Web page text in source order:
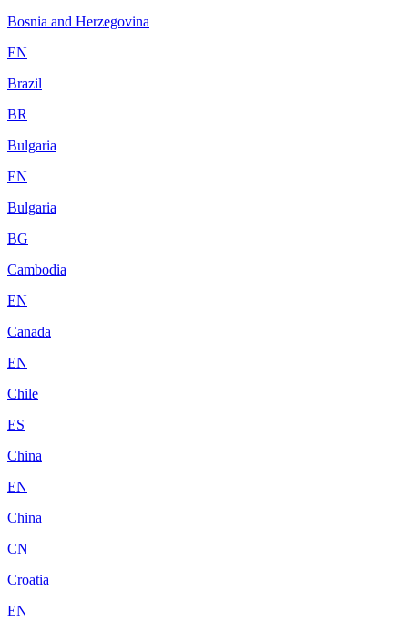
Bosnia and Herzegovina
EN
Brazil
BR
Bulgaria
EN
Bulgaria
BG
Cambodia
EN
Canada
EN
Chile
ES
China
EN
China
CN
Croatia
EN